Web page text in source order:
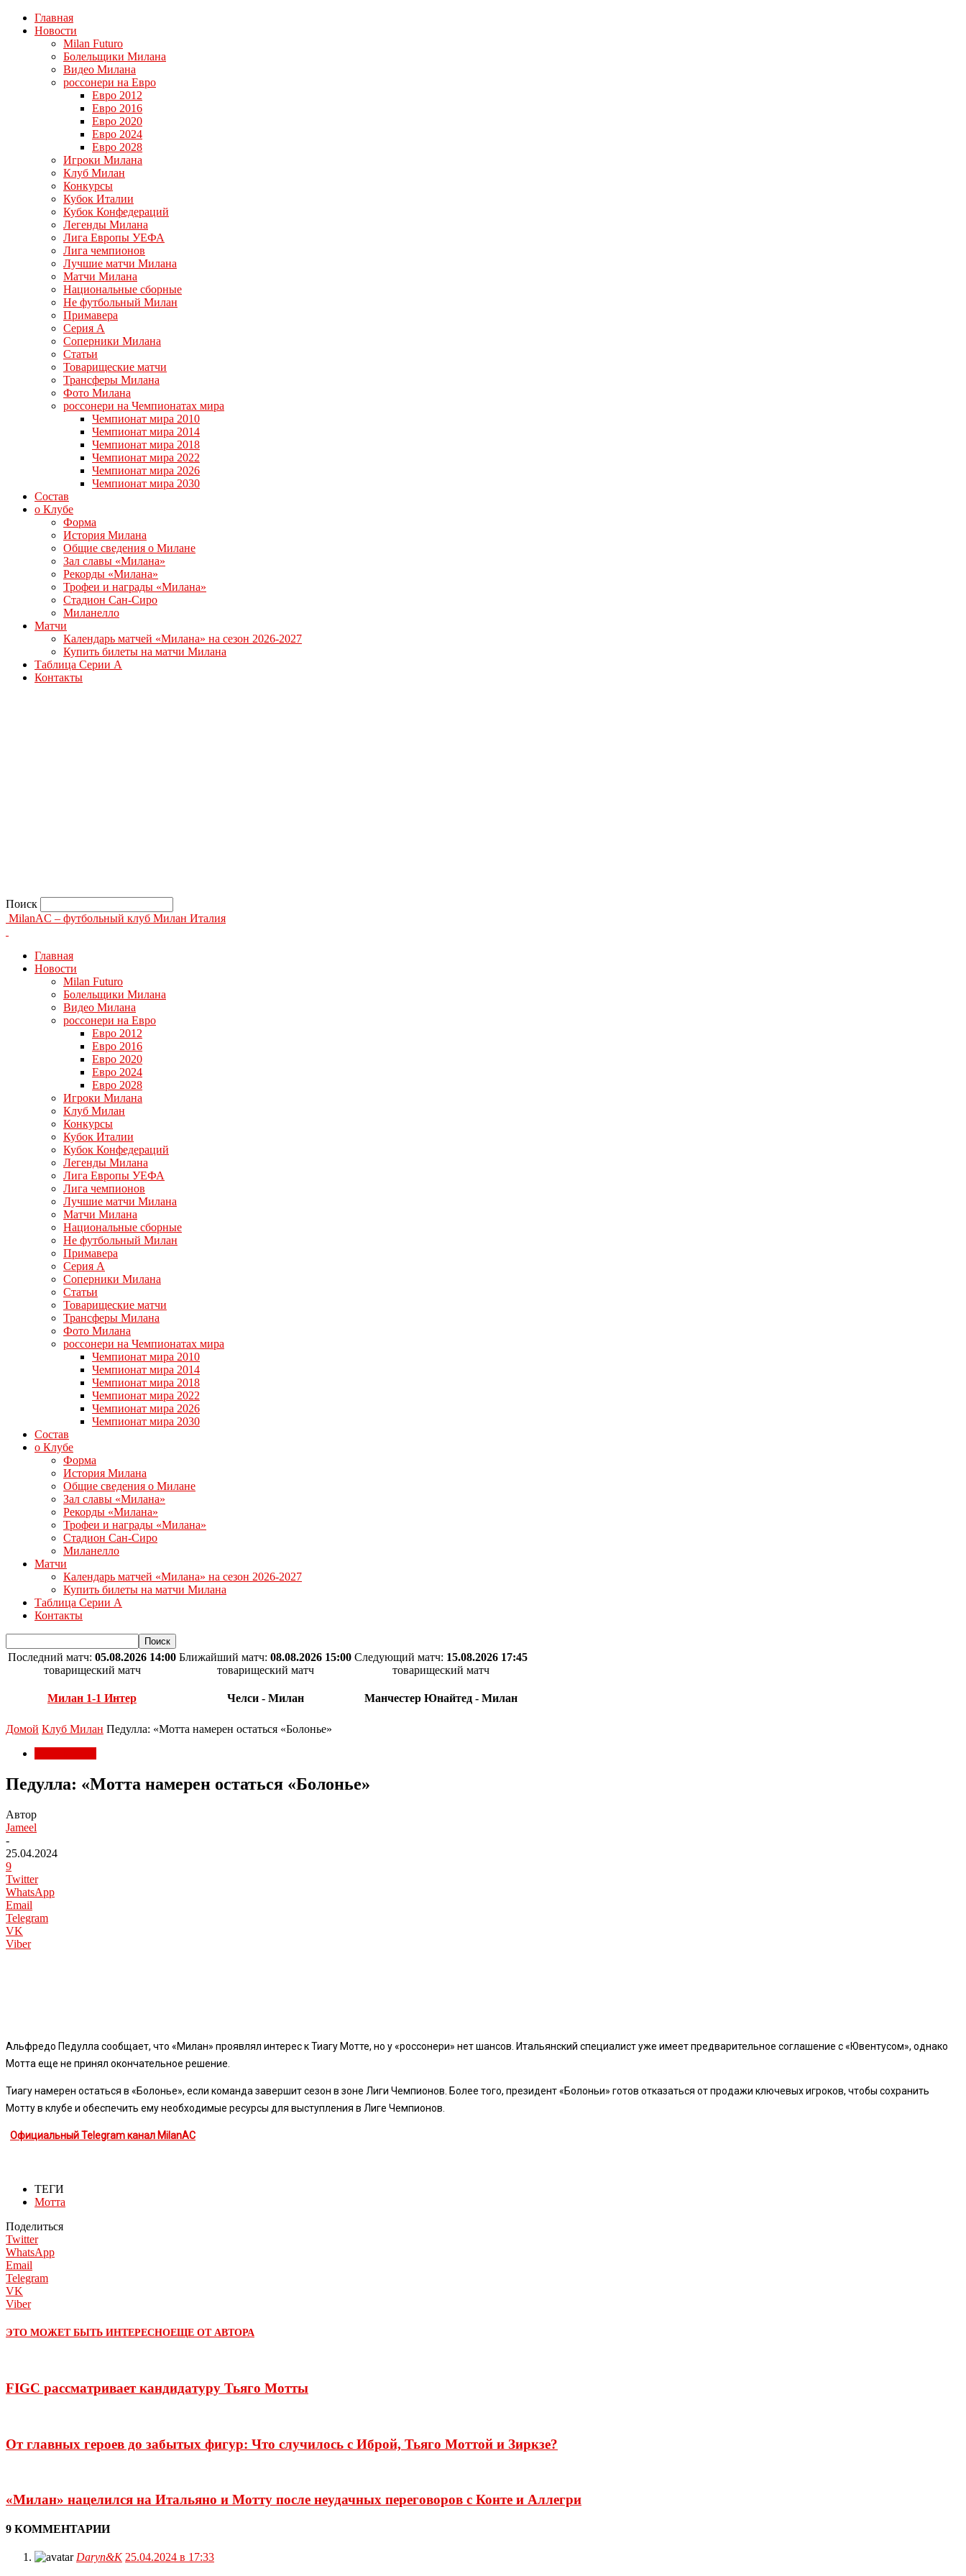
Главная
Новости
Milan Futuro
Болельщики Милана
Видео Милана
россонери на Евро
Евро 2012
Евро 2016
Евро 2020
Евро 2024
Евро 2028
Игроки Милана
Клуб Милан
Конкурсы
Кубок Италии
Кубок Конфедераций
Легенды Милана
Лига Европы УЕФА
Лига чемпионов
Лучшие матчи Милана
Матчи Милана
Национальные сборные
Не футбольный Милан
Примавера
Серия А
Соперники Милана
Статьи
Товарищеские матчи
Трансферы Милана
Фото Милана
россонери на Чемпионатах мира
Чемпионат мира 2010
Чемпионат мира 2014
Чемпионат мира 2018
Чемпионат мира 2022
Чемпионат мира 2026
Чемпионат мира 2030
Состав
о Клубе
Форма
История Милана
Общие сведения о Милане
Зал славы «Милана»
Рекорды «Милана»
Трофеи и награды «Милана»
Стадион Сан-Сиро
Миланелло
Матчи
Календарь матчей «Милана» на сезон 2026-2027
Купить билеты на матчи Милана
Таблица Серии А
Контакты
Поиск
MilanAC – футбольный клуб Милан Италия
Главная
Новости
Milan Futuro
Болельщики Милана
Видео Милана
россонери на Евро
Евро 2012
Евро 2016
Евро 2020
Евро 2024
Евро 2028
Игроки Милана
Клуб Милан
Конкурсы
Кубок Италии
Кубок Конфедераций
Легенды Милана
Лига Европы УЕФА
Лига чемпионов
Лучшие матчи Милана
Матчи Милана
Национальные сборные
Не футбольный Милан
Примавера
Серия А
Соперники Милана
Статьи
Товарищеские матчи
Трансферы Милана
Фото Милана
россонери на Чемпионатах мира
Чемпионат мира 2010
Чемпионат мира 2014
Чемпионат мира 2018
Чемпионат мира 2022
Чемпионат мира 2026
Чемпионат мира 2030
Состав
о Клубе
Форма
История Милана
Общие сведения о Милане
Зал славы «Милана»
Рекорды «Милана»
Трофеи и награды «Милана»
Стадион Сан-Сиро
Миланелло
Матчи
Календарь матчей «Милана» на сезон 2026-2027
Купить билеты на матчи Милана
Таблица Серии А
Контакты
Последний матч: 05.08.2026 14:00
товарищеский матч
Милан 1-1 Интер
Ближайший матч: 08.08.2026 15:00
товарищеский матч
Челси - Милан
Следующий матч: 15.08.2026 17:45
товарищеский матч
Манчестер Юнайтед - Милан
Домой Клуб Милан Педулла: «Мотта намерен остаться «Болонье»
Педулла: «Мотта намерен остаться «Болонье»
Автор
Jameel
-
25.04.2024
9
Twitter
WhatsApp
Email
Telegram
VK
Viber
Альфредо Педулла сообщает, что «Милан» проявлял интерес к Тиагу Мотте, но у «россонери» нет шансов. Итальянский специалист уже имеет предварительное соглашение с «Ювентусом», однако
Мотта еще не принял окончательное решение.
Тиагу намерен остаться в «Болонье», если команда завершит сезон в зоне Лиги Чемпионов. Более того, президент «Болоньи» готов отказаться от продажи ключевых игроков, чтобы сохранить
Мотту в клубе и обеспечить ему необходимые ресурсы для выступления в Лиге Чемпионов.
Официальный Telegram канал MilanAC
ТЕГИ
Мотта
Поделиться
Twitter
WhatsApp
Email
Telegram
VK
Viber
ЭТО МОЖЕТ БЫТЬ ИНТЕРЕСНОЕЩЕ ОТ АВТОРА
FIGC рассматривает кандидатуру Тьяго Мотты
От главных героев до забытых фигур: Что случилось с Иброй, Тьяго Моттой и Зиркзе?
«Милан» нацелился на Итальяно и Мотту после неудачных переговоров с Конте и Аллегри
9 КОММЕНТАРИИ
Daryn&K 25.04.2024 в 17:33